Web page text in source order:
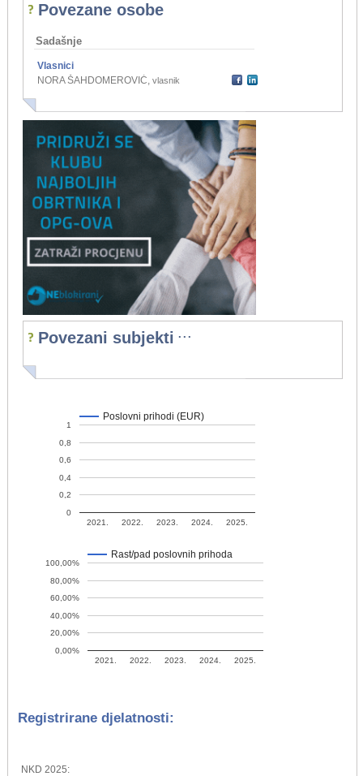
Povezane osobe
Sadašnje
Vlasnici
NORA ŠAHDOMEROVIĆ, vlasnik
Povezani subjekti ...
Poslovni prihodi (EUR)
2021. 2022. 2023. 2024. 2025.
0
0,2
0,4
0,6
0,8
1
Rast/pad poslovnih prihoda
2021. 2022. 2023. 2024. 2025.
0,00%
20,00%
40,00%
60,00%
80,00%
100,00%
Registrirane djelatnosti:
NKD 2025: